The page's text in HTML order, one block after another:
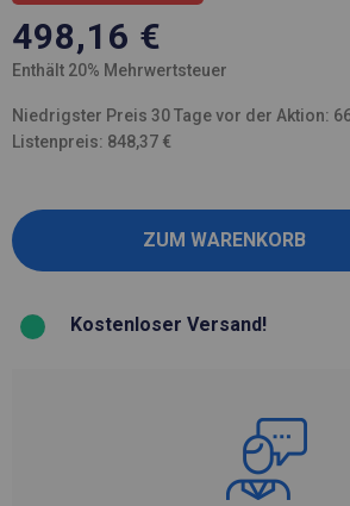
498,16 €
Enthält 20% Mehrwertsteuer
Niedrigster Preis 30 Tage vor der Aktion:
Listenpreis: 848,37 €
Kostenloser Versand!